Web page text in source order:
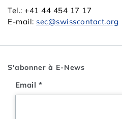
Tel.: +41 44 454 17 17
E-mail: sec@swisscontact.org
S'abonner à E-News
Email *